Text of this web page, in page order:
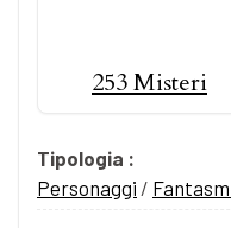
253 Misteri
Tipologia :
Personaggi /